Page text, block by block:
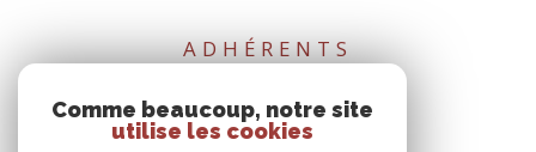
ADHÉRENTS
Comme beaucoup, notre site
utilise les cookies